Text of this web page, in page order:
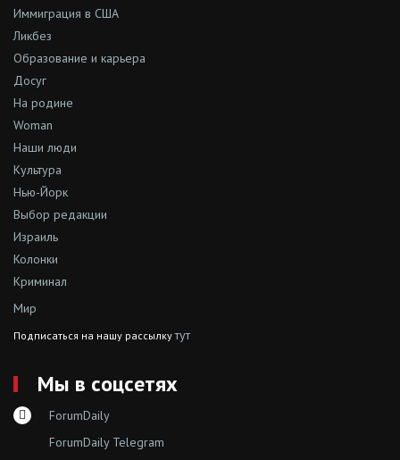
Иммиграция в США
Ликбез
Образование и карьера
Досуг
На родине
Woman
Наши люди
Культура
Нью-Йорк
Выбор редакции
Израиль
Колонки
Криминал
Мир
Подписаться на нашу рассылкутут
Мы в соцсетях
ForumDaily
ForumDaily Telegram